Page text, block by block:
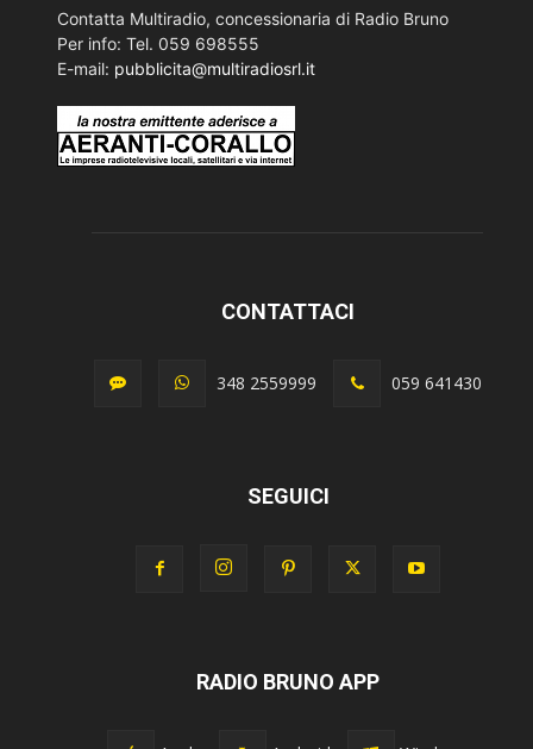
Contatta Multiradio, concessionaria di Radio Bruno
Per info: Tel. 059 698555
E-mail: pubblicita@multiradiosrl.it
CONTATTACI
348 2559999 059 641430
SEGUICI
RADIO BRUNO APP